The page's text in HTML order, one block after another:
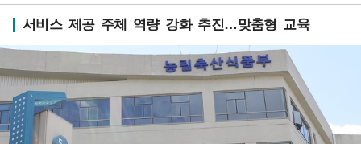
서비스 제공 주체 역량 강화 추진…맞춤형 교육